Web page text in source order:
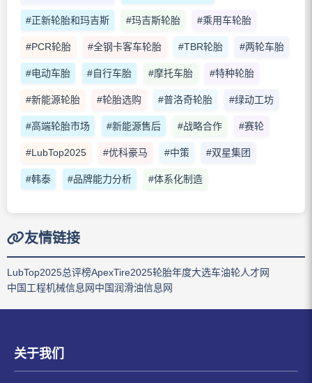
#正新轮胎和玛吉斯 #玛吉斯轮胎 #乘用车轮胎
#PCR轮胎 #全钢卡客车轮胎 #TBR轮胎 #两轮车胎
#电动车胎 #自行车胎 #摩托车胎 #特种轮胎
#新能源轮胎 #轮胎选购 #普洛奇轮胎 #绿动工坊
#高端轮胎市场 #新能源售后 #战略合作 #赛轮
#LubTop2025 #优科豪马 #中策 #双星集团
#韩泰 #品牌能力分析 #体系化制造
友情链接
LubTop2025总评榜ApexTire2025轮胎年度大选车油轮人才网
中国工程机械信息网中国润滑油信息网
关于我们